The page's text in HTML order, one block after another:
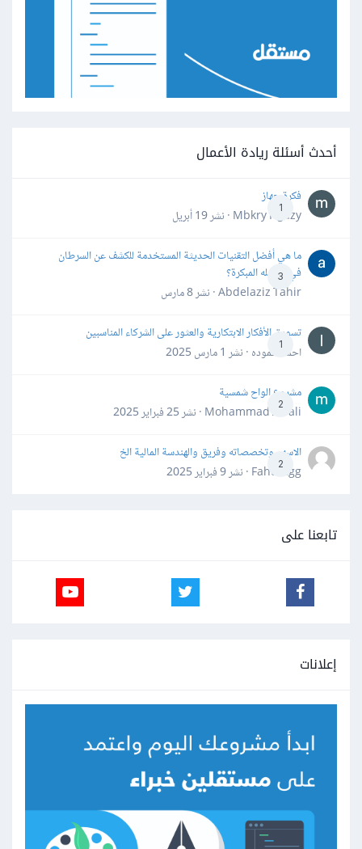
أحدث أسئلة ريادة الأعمال
1
فكرة جهاز
Mbkry Hgazy · نشر
19 أبريل
3
ما هي أفضل التقنيات الحديثة المستخدمة للكشف عن السرطان
في مراحله المبكرة؟
Abdelaziz Tahir · نشر
8 مارس
1
تسويق الأفكار الابتكارية والعثور على الشركاء المناسبين
احمد حموده · نشر 1 مارس 2025
2
مشروع الواح شمسية
Mohammad Awali · نشر
25 فبراير 2025
2
الاسهم وتخصصاته وفريق والهندسة المالية الخ
Fahd Ggg · نشر
9 فبراير 2025
تابعنا على
إعلانات